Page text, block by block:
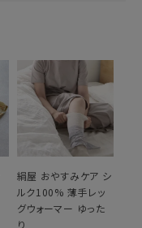
絹屋 おやすみケア シ
ルク100% 薄手レッ
グウォーマー ゆった
り